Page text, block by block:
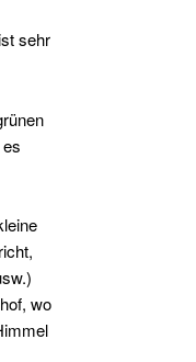
sehr
wo